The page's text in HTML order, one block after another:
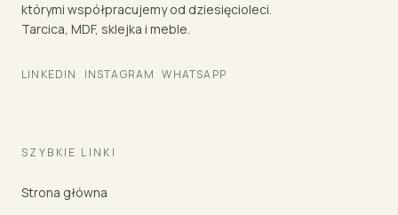
którymi współpracujemy od dziesięcioleci.
Tarcica, MDF, sklejka i meble.
LINKEDIN INSTAGRAM WHATSAPP
SZYBKIE LINKI
Strona główna